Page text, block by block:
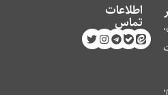
اطلاعات
تماس